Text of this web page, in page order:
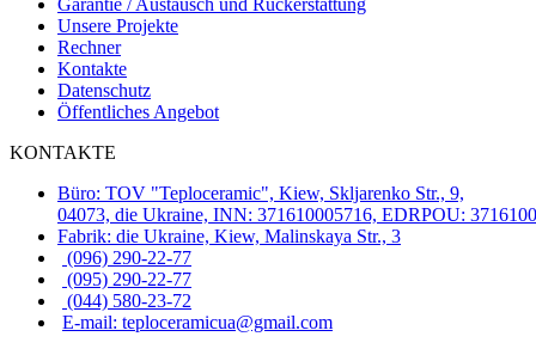
Garantie / Austausch und Rückerstattung
Unsere Projekte
Rechner
Kontakte
Datenschutz
Öffentliches Angebot
KONTAKTE
Büro: TOV "Teploceramic", Kiew, Skljarenko Str., 9,
04073, die Ukraine, INN: 371610005716, EDRPOU:
Fabrik: die Ukraine, Kiew, Malinskaya Str., 3
(096) 290-22-77
(095) 290-22-77
(044) 580-23-72
E-mail: teploceramicua@gmail.com